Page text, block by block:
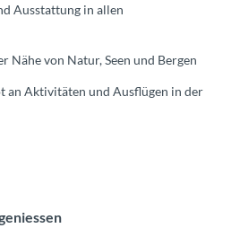
Ausstattung in allen
Nähe von Natur, Seen und Bergen
an Aktivitäten und Ausflügen in der